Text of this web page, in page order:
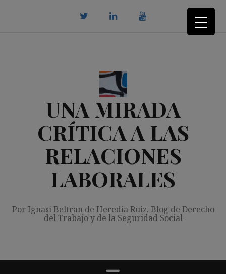
UNA MIRADA
CRÍTICA A LAS
RELACIONES
LABORALES
Por Ignasi Beltran de Heredia Ruiz. Blog de Derecho
del Trabajo y de la Seguridad Social